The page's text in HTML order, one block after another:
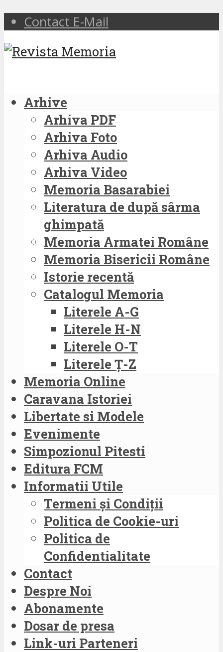
Contact E-Mail
Arhive
Arhiva PDF
Arhiva Foto
Arhiva Audio
Arhiva Video
Memoria Basarabiei
Literatura de după sârma
ghimpată
Memoria Armatei Române
Memoria Bisericii Române
Istorie recentă
Catalogul Memoria
Literele A-G
Literele H-N
Literele O-T
Literele Ț-Z
Memoria Online
Caravana Istoriei
Libertate si Modele
Evenimente
Simpozionul Pitesti
Editura FCM
Informatii Utile
Termeni și Condiții
Politica de Cookie-uri
Politica de
Confidentialitate
Contact
Despre Noi
Abonamente
Dosar de presa
Link-uri Parteneri